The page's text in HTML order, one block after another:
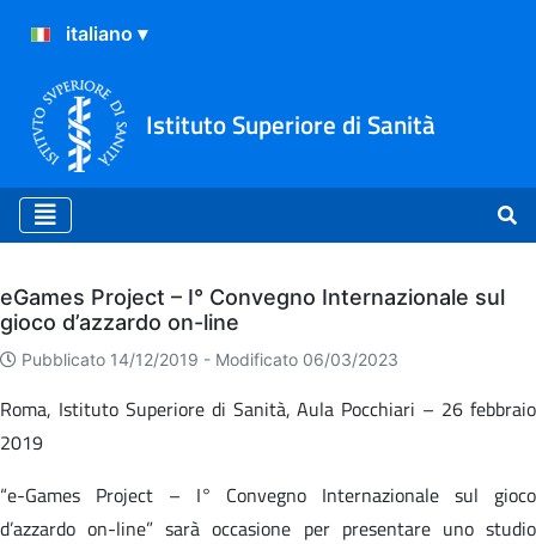
Istituto Superiore di Sanità
Archivio
eGames Project – I° Convegno Internazionale sul
gioco d’azzardo on-line
Pubblicato 14/12/2019 - Modificato 06/03/2023
Roma, Istituto Superiore di Sanità, Aula Pocchiari – 26 febbraio
2019
“e-Games Project – I° Convegno Internazionale sul gioco
d’azzardo on-line” sarà occasione per presentare uno studio